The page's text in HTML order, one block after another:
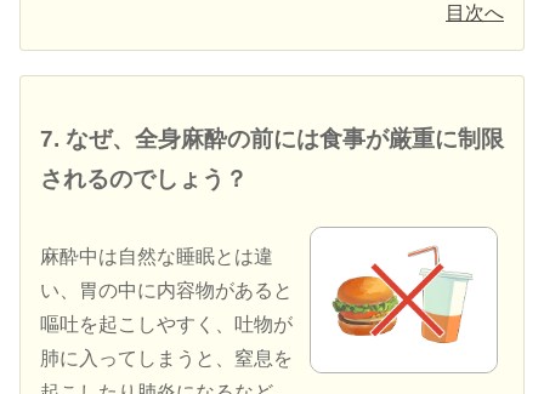
目次へ
7. なぜ、全身麻酔の前には食事が厳重に制限
されるのでしょう？
麻酔中は自然な睡眠とは違
い、胃の中に内容物があると
嘔吐を起こしやすく、吐物が
肺に入ってしまうと、窒息を